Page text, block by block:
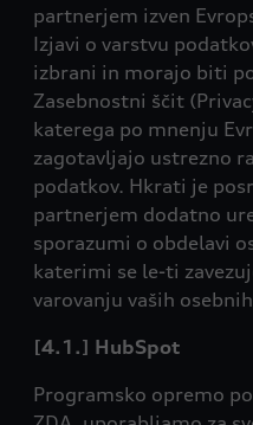
partnerjem izven
Izjavi o varstvu
izbrani in morajo biti
Zasebnostni ščit
katerega po mnenju
zagotavljajo ustrezno
podatkov. Hkrati je
partnerjem dodatno
sporazumi o obdelavi
katerimi se le-ti
varovanju vaših
[4.1.] HubSpot
Programsko opremo